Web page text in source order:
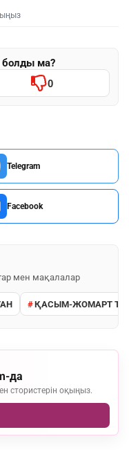
ма?
0
Telegram
Facebook
мен мақалалар
ҚАСЫМ-ЖОМАРТ
да
стористерін оқыңыз.